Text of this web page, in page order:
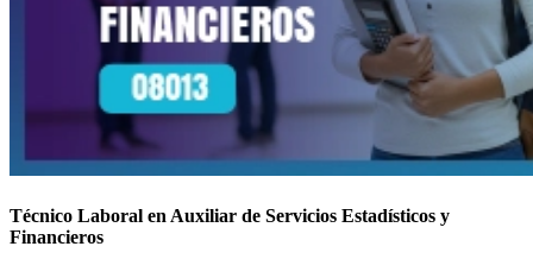
Técnico Laboral en Auxiliar de Servicios Estadísticos y
Financieros